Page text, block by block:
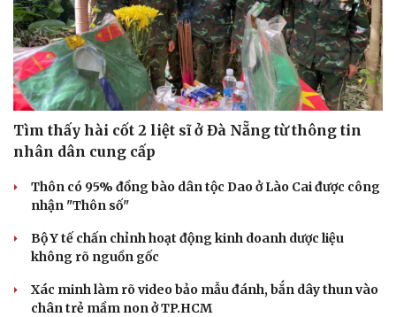
Tìm thấy hài cốt 2 liệt sĩ ở Đà Nẵng từ thông tin
nhân dân cung cấp
Thôn có 95% đồng bào dân tộc Dao ở Lào Cai được công
nhận "Thôn số"
Bộ Y tế chấn chỉnh hoạt động kinh doanh dược liệu
không rõ nguồn gốc
Xác minh làm rõ video bảo mẫu đánh, bắn dây thun vào
chân trẻ mầm non ở TP.HCM